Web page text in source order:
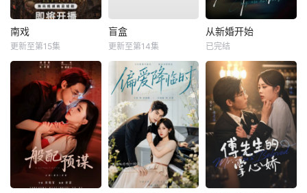
南戏
更新至第15集
盲盒
更新至第14集
从新婚开始
已完结